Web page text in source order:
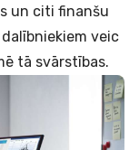
un citi finanšu
veic
tā svārstības.